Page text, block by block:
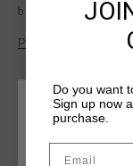
branding. Made of
features a
neck for added
Plus d’information
CHOISISSEZ
Do you want
Sign up now
purchase.